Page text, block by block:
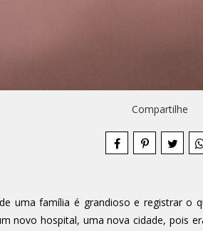
Compartilhe
uma família é grandioso e registrar o
novo hospital, uma nova cidade, pois